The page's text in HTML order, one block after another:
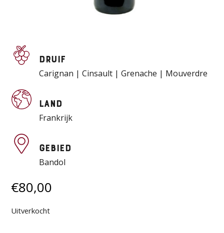
Druif
Carignan | Cinsault | Grenache | Mouverdre
Land
Frankrijk
Gebied
Bandol
€80,00
Uitverkocht